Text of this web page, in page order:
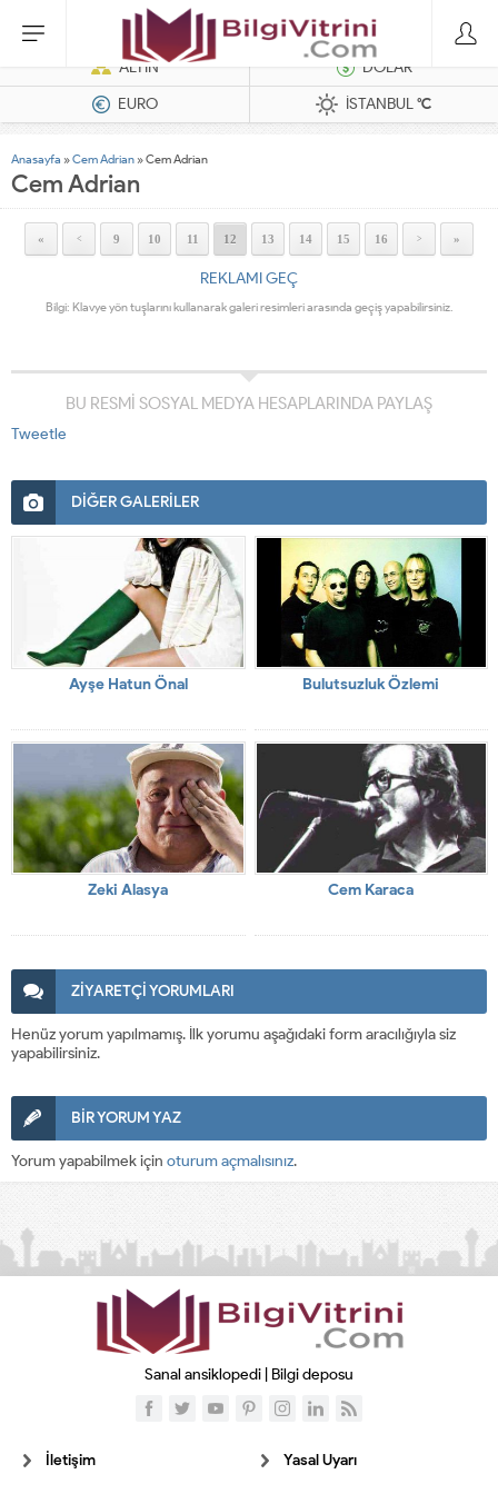
Hatasız Operasyonlar İçin Barkod Yazıcı ve Otomasyon Sistemleri
ALTIN
DOLAR
EURO
İSTANBUL°C
Anasayfa »Cem Adrian »Cem Adrian
Cem Adrian
« < 9 10 11 12 13 14 15 16 > »
REKLAMI GEÇ
Bilgi: Klavye yön tuşlarını kullanarak galeri resimleri arasında geçiş yapabilirsiniz.
BU RESMİ SOSYAL MEDYA HESAPLARINDA PAYLAŞ
Tweetle
DİĞER GALERİLER
Ayşe Hatun Önal Bulutsuzluk Özlemi
Zeki Alasya Cem Karaca
ZİYARETÇİ YORUMLARI
Henüz yorum yapılmamış. İlk yorumu aşağıdaki form aracılığıyla siz
yapabilirsiniz.
BİR YORUM YAZ
Yorum yapabilmek için oturum açmalısınız.
Sanal ansiklopedi | Bilgi deposu
İletişim Yasal Uyarı